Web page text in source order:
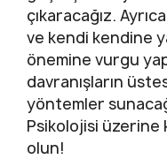
çıkaracağız.
ve kendi kendine
önemine vurgu
davranışların
yöntemler
Psikolojisi üzerine
olun!